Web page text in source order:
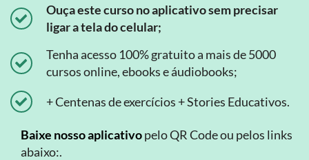
Ouça este curso no aplicativo sem precisar
ligar a tela do celular;
Tenha acesso 100% gratuito a mais de 5000
cursos online, ebooks e áudiobooks;
+ Centenas de exercícios + Stories Educativos.
Baixe nosso aplicativopelo QR Code ou pelos links
abaixo:.